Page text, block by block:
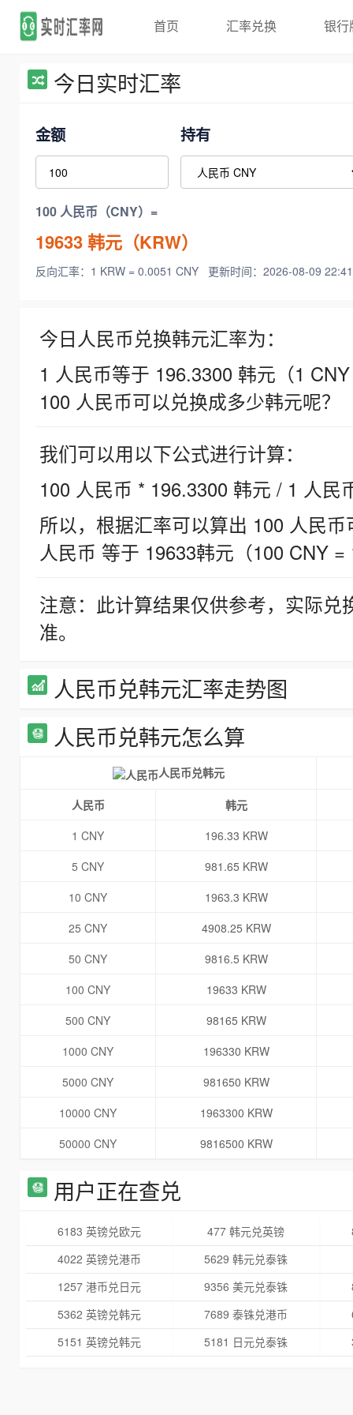
首页 汇率兑换 银行
今日实时汇率
金额 持有
100 人民币（CNY）=
19633韩元（KRW）
反向汇率：1 KRW = 0.0051 CNY 更新时间：2026-08-09
今日人民币兑换韩元汇率为：
1 人民币等于 196.3300 韩元（1
100 人民币可以兑换成多少韩元呢？
我们可以用以下公式进行计算：
100 人民币 * 196.3300 韩元 / 1 人民
所以，根据汇率可以算出 100 人民
人民币 等于 19633韩元（100 CNY =
注意：此计算结果仅供参考，实际
准。
人民币兑韩元汇率走势图
人民币兑韩元怎么算
人民币兑韩元
人民币
韩元
1 CNY
196.33 KRW
5 CNY
981.65 KRW
10 CNY
1963.3 KRW
25 CNY
4908.25 KRW
50 CNY
9816.5 KRW
100 CNY
19633 KRW
500 CNY
98165 KRW
1000 CNY
196330 KRW
5000 CNY
981650 KRW
10000 CNY
1963300 KRW
50000 CNY
9816500 KRW
用户正在查兑
6183 英镑兑欧元 477 韩元兑英镑
4022 英镑兑港币
5629 韩元兑泰铢
1257 港币兑日元
9356 美元兑泰铢
5362 英镑兑韩元
7689 泰铢兑港币
5151 英镑兑韩元
5181 日元兑泰铢